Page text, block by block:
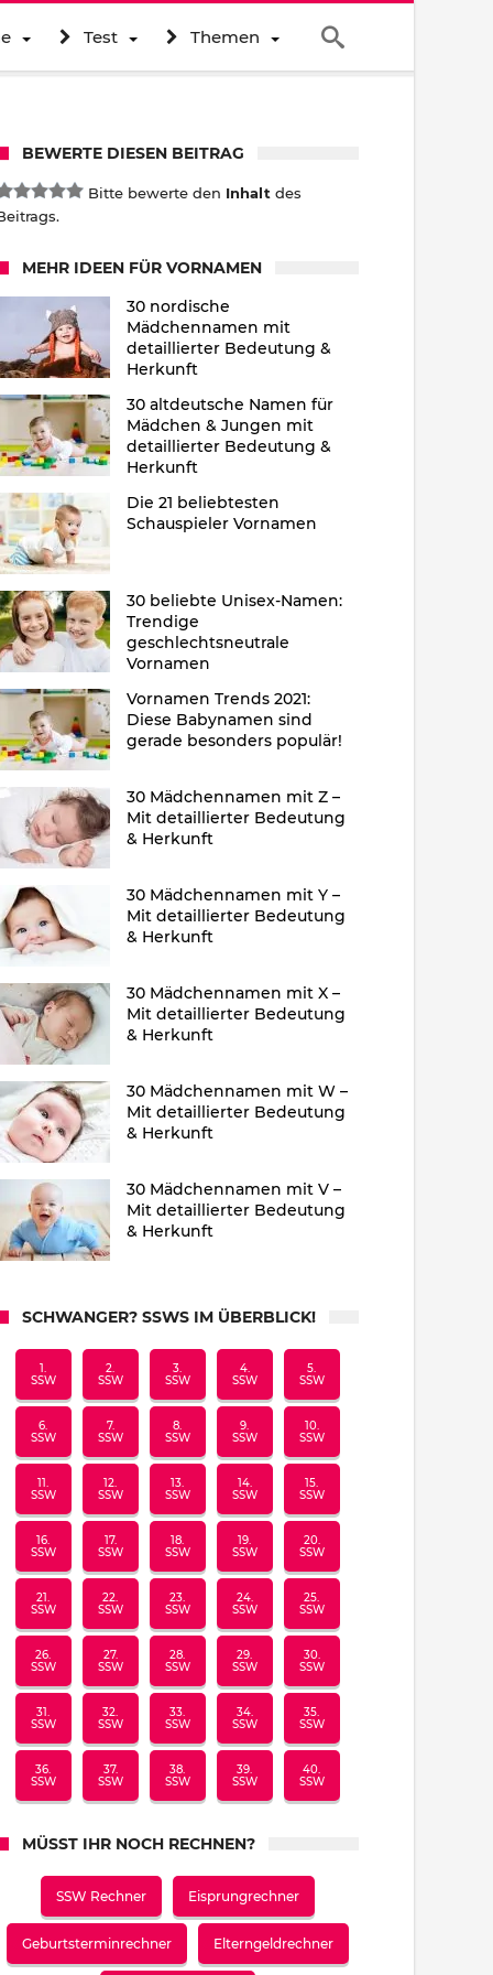
Test Themen
BEWERTE DIESEN BEITRAG
Bitte bewerte den Inhalt des
MEHR IDEEN FÜR VORNAMEN
30 nordische
Mädchennamen mit
detaillierter Bedeutung &
Herkunft
30 altdeutsche Namen für
Mädchen & Jungen mit
detaillierter Bedeutung &
Herkunft
Die 21 beliebtesten
Schauspieler Vornamen
30 beliebte Unisex-Namen:
Trendige
geschlechtsneutrale
Vornamen
Vornamen Trends 2021:
Diese Babynamen sind
gerade besonders populär!
30 Mädchennamen mit Z –
Mit detaillierter Bedeutung
& Herkunft
30 Mädchennamen mit Y –
Mit detaillierter Bedeutung
& Herkunft
30 Mädchennamen mit X –
Mit detaillierter Bedeutung
& Herkunft
30 Mädchennamen mit W –
Mit detaillierter Bedeutung
& Herkunft
30 Mädchennamen mit V –
Mit detaillierter Bedeutung
& Herkunft
SCHWANGER? SSWS IM ÜBERBLICK!
1.
SSW
2.
SSW
3.
SSW
4.
SSW
5.
SSW
6.
SSW
7.
SSW
8.
SSW
9.
SSW
10.
SSW
11.
SSW
12.
SSW
13.
SSW
14.
SSW
15.
SSW
16.
SSW
17.
SSW
18.
SSW
19.
SSW
20.
SSW
21.
SSW
22.
SSW
23.
SSW
24.
SSW
25.
SSW
26.
SSW
27.
SSW
28.
SSW
29.
SSW
30.
SSW
31.
SSW
32.
SSW
33.
SSW
34.
SSW
35.
SSW
36.
SSW
37.
SSW
38.
SSW
39.
SSW
40.
SSW
MÜSST IHR NOCH RECHNEN?
SSW Rechner Eisprungrechner
Geburtsterminrechner Elterngeldrechner